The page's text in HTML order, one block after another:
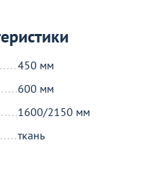
450 мм
600 мм
1600/2150 мм
ткань